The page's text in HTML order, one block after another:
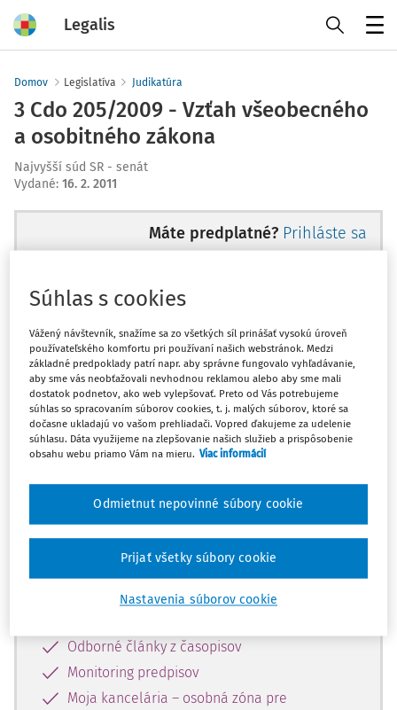
Legalis
Domov Legislatíva Judikatúra
3 Cdo 205/2009 - Vzťah všeobecného
a osobitného zákona
Najvyšší súd SR - senát
Vydané: 16. 2. 2011
Máte predplatné? Prihláste sa
Ups, zatiaľ ste si prečítali len
začiatok...
Celý odborný obsah z tejto oblasti je
dostupný predplatiteľom portálu.
Odomknite si prístup k odbornému
obsahu a získajte prístup na 10 dní
zdarma, stačí sa len zaregistrovať.
Vďaka registrácii získate prístup aj k
vybranému obsahu:
Odborné články z časopisov
Monitoring predpisov
Moja kancelária – osobná zóna pre
Súhlas s cookies
Vážený návštevník, snažíme sa zo všetkých síl prinášať vysokú úroveň
používateľského komfortu pri používaní našich webstránok. Medzi
základné predpoklady patrí napr. aby správne fungovalo vyhľadávanie,
aby sme vás neobťažovali nevhodnou reklamou alebo aby sme mali
dostatok podnetov, ako web vylepšovať. Preto od Vás potrebujeme
súhlas so spracovaním súborov cookies, t. j. malých súborov, ktoré sa
dočasne ukladajú vo vašom prehliadači. Vopred ďakujeme za udelenie
súhlasu. Dáta využijeme na zlepšovanie našich služieb a prispôsobenie
obsahu webu priamo Vám na mieru. Viac informácií
Nastavenia súborov cookie
Odmietnut nepovinné súbory cookie
Prijať všetky súbory cookie